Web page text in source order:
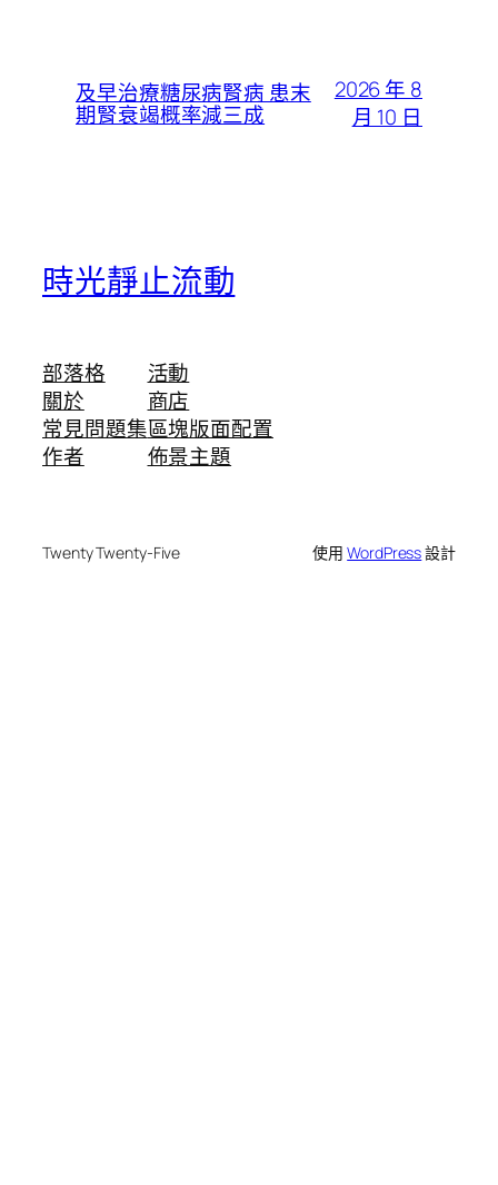
及早治療糖尿病腎病 患末
期腎衰竭概率減三成
2026 年 8
月 10 日
時光靜止流動
部落格
關於
常見問題集
作者
活動
商店
區塊版面配置
佈景主題
Twenty Twenty-Five 使用WordPress設計